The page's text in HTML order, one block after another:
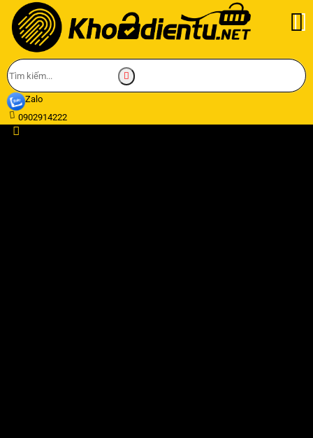
Zalo
0902914222